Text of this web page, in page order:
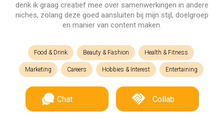
denk ik graag creatief mee over samenwerkingen in andere
niches, zolang deze goed aansluiten bij mijn stijl, doelgroep
en manier van content maken.
Food & Drink Beauty & Fashion Health & Fitness
Marketing Careers Hobbies & Interest Entertaining
Chat Collab